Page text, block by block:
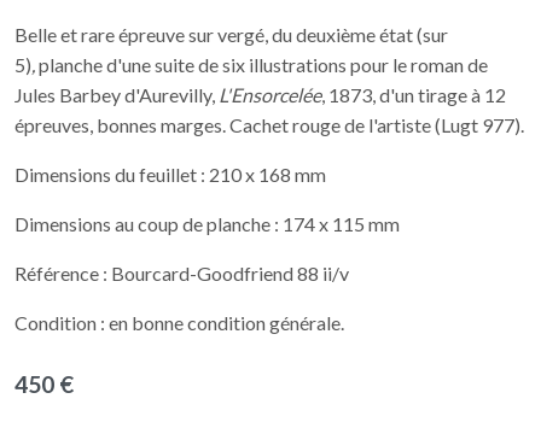
Belle et rare épreuve sur vergé, du deuxième état (sur
5),planche d'une suite de six illustrations pour le roman de
Jules Barbey d'Aurevilly, L'Ensorcelée, 1873, d'un tirage à 12
épreuves, bonnes marges. Cachet rouge de l'artiste (Lugt 977).
Dimensions du feuillet : 210 x 168 mm
Dimensions au coup de planche : 174 x 115 mm
Référence : Bourcard-Goodfriend 88 ii/v
Condition : en bonne condition générale.
450 €